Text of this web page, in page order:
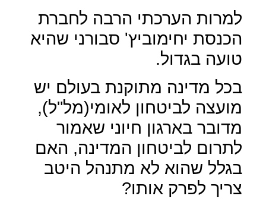
למרות הערכתי הרבה לחברת
הכנסת יחימוביץ' סבורני שהיא
טועה בגדול.
בכל מדינה מתוקנת בעולם יש
מועצה לביטחון לאומי(מל"ל),
מדובר בארגון חיוני שאמור
לתרום לביטחון המדינה, האם
בגלל שהוא לא מתנהל היטב
צריך לפרק אותו?